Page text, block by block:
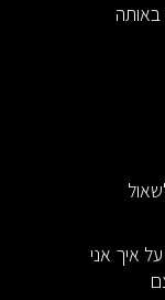
באותה
איך אני